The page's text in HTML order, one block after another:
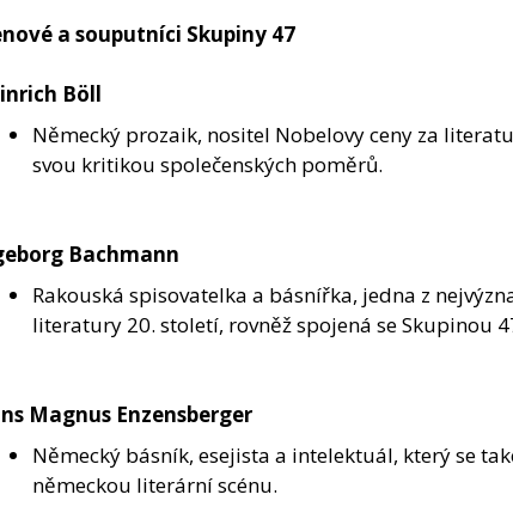
a souputníci Skupiny 47
Böll
Německý prozaik, nositel Nobelovy ceny za
svou kritikou společenských poměrů.
Bachmann
Rakouská spisovatelka a básnířka, jedna z
literatury 20. století, rovněž spojená se Skupinou
Magnus Enzensberger
Německý básník, esejista a intelektuál, který se
německou literární scénu.